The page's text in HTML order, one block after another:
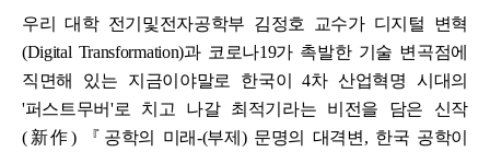
우리 대학 전기및전자공학부 김정호 교수가 디지털 변혁
(Digital Transformation)과 코로나19가 촉발한 기술 변곡점에
직면해 있는 지금이야말로 한국이 4차 산업혁명 시대의
'퍼스트무버'로 치고 나갈 최적기라는 비전을 담은 신작
(新作) 『공학의 미래-(부제) 문명의 대격변, 한국 공학이